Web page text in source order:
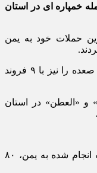
خمپاره ای در استان
حملات خود به یمن
این جنگنده ها منطقه «المنزاله» در استان صعده را نیز با ۹ فروند
و «العطن» در استان
عربستان سعودی مدعی شد که در حملات انجام شده به یمن، ۸۰